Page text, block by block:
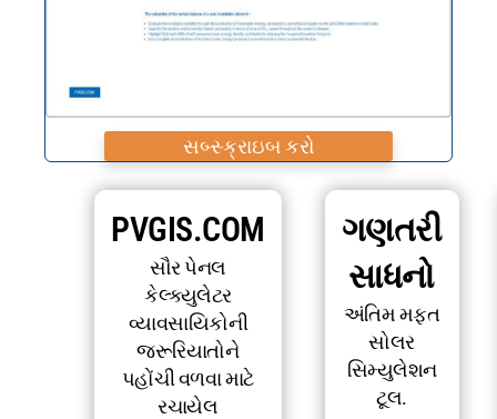
સબ્સ્ક્રાઇબ કરો
PVGIS.COM
સૌર પેનલ
કેલ્ક્યુલેટર
વ્યાવસાયિકોની
જરૂરિયાતોને
પહોંચી વળવા માટે
રચાયેલ
ગણતરી
સાધનો
અંતિમ મફત
સોલર
સિમ્યુલેશન
ટૂલ.